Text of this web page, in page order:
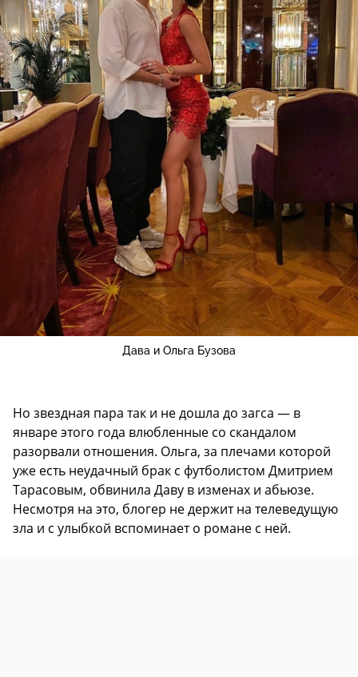
Дава и Ольга Бузова
Но звездная пара так и не дошла до загса — в
январе этого года влюбленные со скандалом
разорвали отношения. Ольга, за плечами которой
уже есть неудачный брак с футболистом Дмитрием
Тарасовым, обвинила Даву в изменах и абьюзе.
Несмотря на это, блогер не держит на телеведущую
зла и с улыбкой вспоминает о романе с ней.